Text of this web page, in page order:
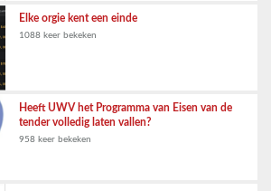
Elke orgie kent een einde
1088 keer bekeken
Heeft UWV het Programma van Eisen van de
tender volledig laten vallen?
958 keer bekeken